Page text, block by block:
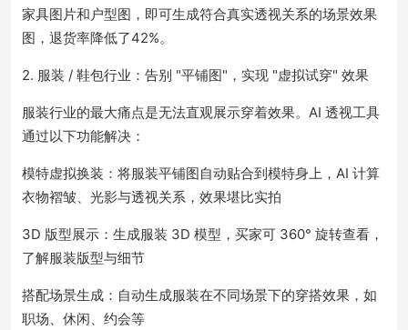
家具图片和户型图，即可生成符合真实透视关系的场景效果
图，退货率降低了42%。
2. 服装 / 鞋包行业：告别 "平铺图"，实现 "虚拟试穿" 效果
服装行业的最大痛点是无法直观展示穿着效果。AI 透视工具
通过以下功能解决：
模特虚拟换装：将服装平铺图自动贴合到模特身上，AI 计算
衣物褶皱、光影与透视关系，效果堪比实拍
3D 版型展示：生成服装 3D 模型，买家可 360° 旋转查看，
了解服装版型与细节
搭配场景生成：自动生成服装在不同场景下的穿搭效果，如
职场、休闲、约会等